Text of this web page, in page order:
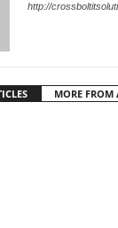
http://
MORE FROM